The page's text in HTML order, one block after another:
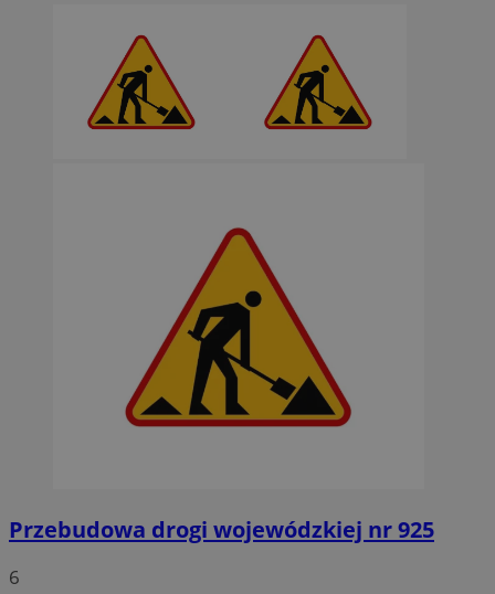
Przebudowa drogi wojewódzkiej nr 925
6